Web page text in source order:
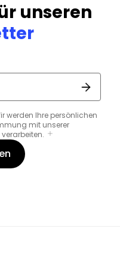
unseren
werden Ihre persönlichen
mit unserer
verarbeiten.